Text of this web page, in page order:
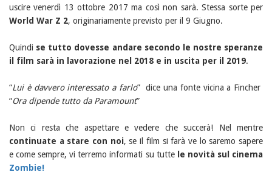
uscire venerdì 13 ottobre 2017 ma così non sarà. Stessa sorte per
World War Z 2, originariamente previsto per il 9 Giugno.
Quindi se tutto dovesse andare secondo le nostre speranze
il film sarà in lavorazione nel 2018 e in uscita per il 2019.
“Lui è davvero interessato a farlo” dice una fonte vicina a Fincher
“Ora dipende tutto da Paramount”
Non ci resta che aspettare e vedere che succerà! Nel mentre
continuate a stare con noi, se il film si farà ve lo saremo sapere
e come sempre, vi terremo informati su tutte le novità sul cinema
Zombie!